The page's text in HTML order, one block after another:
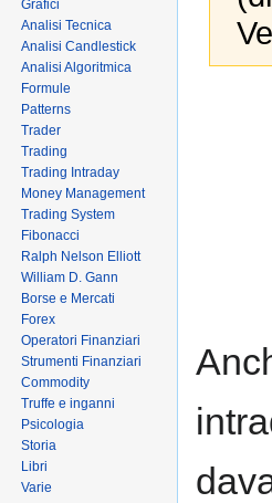
Grafici
Analisi Tecnica
Analisi Candlestick
Analisi Algoritmica
Formule
Patterns
Trader
Trading
Trading Intraday
Money Management
Trading System
Fibonacci
Ralph Nelson Elliott
William D. Gann
Borse e Mercati
Forex
Operatori Finanziari
Strumenti Finanziari
Commodity
Truffe e inganni
Psicologia
Storia
Libri
Varie